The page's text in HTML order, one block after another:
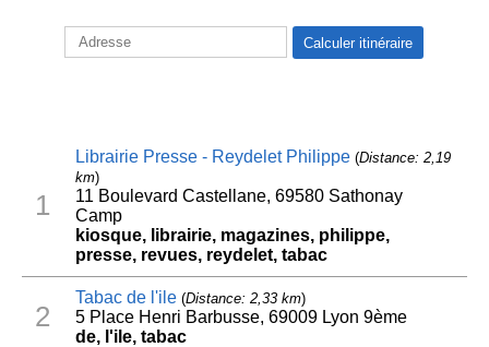
1
Librairie Presse - Reydelet Philippe(Distance: 2,19
km)
11 Boulevard Castellane, 69580 Sathonay
Camp
kiosque, librairie, magazines, philippe,
presse, revues, reydelet, tabac
2
Tabac de l'ile(Distance: 2,33 km)
5 Place Henri Barbusse, 69009 Lyon 9ème
de, l'ile, tabac